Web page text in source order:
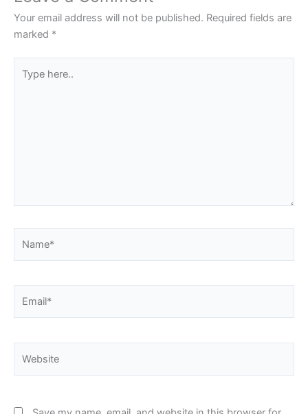
Your email address will not be published. Required fields are
marked *
here..